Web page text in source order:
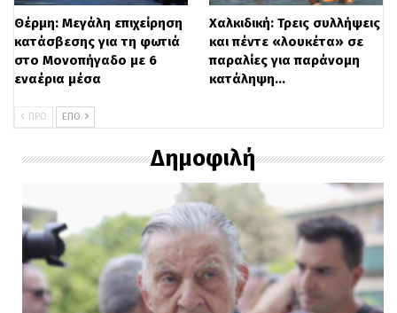
Θέρμη: Μεγάλη επιχείρηση
κατάσβεσης για τη φωτιά
στο Μονοπήγαδο με 6
εναέρια μέσα
Χαλκιδική: Τρεις συλλήψεις
και πέντε «λουκέτα» σε
παραλίες για παράνομη
κατάληψη…
ΠΡΟ ΕΠΌ
Δημοφιλή